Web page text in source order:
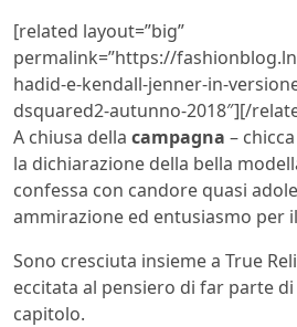
[related layout=”big”
permalink=”https://
hadid-e-kendall-jenner-in-
dsquared2-autunno-2018″][/
A chiusa della campagna –
la dichiarazione della bella
confessa con candore quasi
ammirazione ed entusiasmo per
Sono cresciuta insieme a True
eccitata al pensiero di far parte
capitolo.